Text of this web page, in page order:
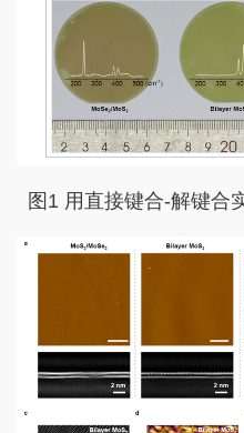
图1 用直接键合-解键合